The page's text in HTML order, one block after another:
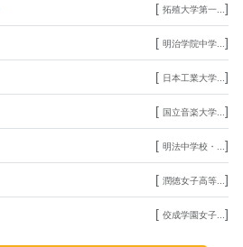
[ 拓殖大学第一... ]
[ 明治学院中学... ]
[ 日本工業大学... ]
[ 国立音楽大学... ]
[ 明法中学校・... ]
[ 潤徳女子高等... ]
[ 佼成学園女子... ]